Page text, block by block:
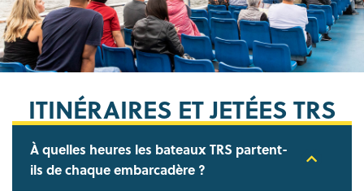
ITINÉRAIRES ET JETÉES TRS
À quelles heures les bateaux TRS partent-
ils de chaque embarcadère ?